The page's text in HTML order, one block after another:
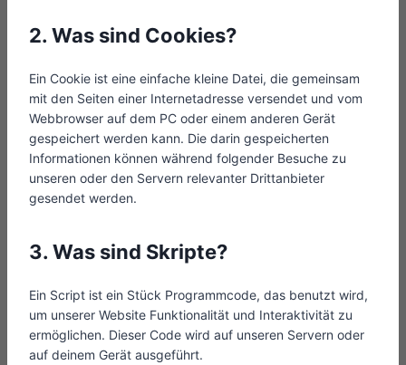
2. Was sind Cookies?
Ein Cookie ist eine einfache kleine Datei, die gemeinsam
mit den Seiten einer Internetadresse versendet und vom
Webbrowser auf dem PC oder einem anderen Gerät
gespeichert werden kann. Die darin gespeicherten
Informationen können während folgender Besuche zu
unseren oder den Servern relevanter Drittanbieter
gesendet werden.
3. Was sind Skripte?
Ein Script ist ein Stück Programmcode, das benutzt wird,
um unserer Website Funktionalität und Interaktivität zu
ermöglichen. Dieser Code wird auf unseren Servern oder
auf deinem Gerät ausgeführt.